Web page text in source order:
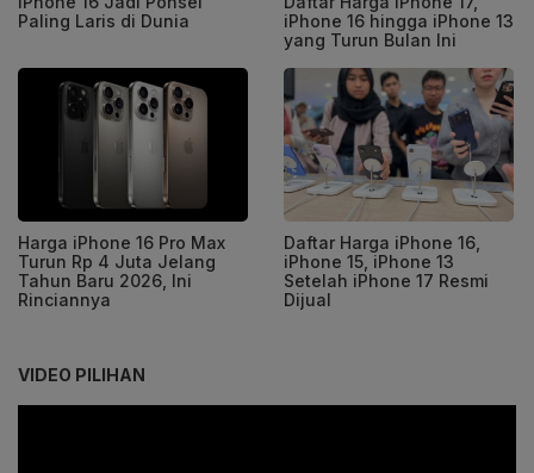
Paling Laris di Dunia
iPhone 16 hingga iPhone 13
yang Turun Bulan Ini
Harga iPhone 16 Pro Max
Turun Rp 4 Juta Jelang
Tahun Baru 2026, Ini
Rinciannya
Daftar Harga iPhone 16,
iPhone 15, iPhone 13
Setelah iPhone 17 Resmi
Dijual
VIDEO PILIHAN